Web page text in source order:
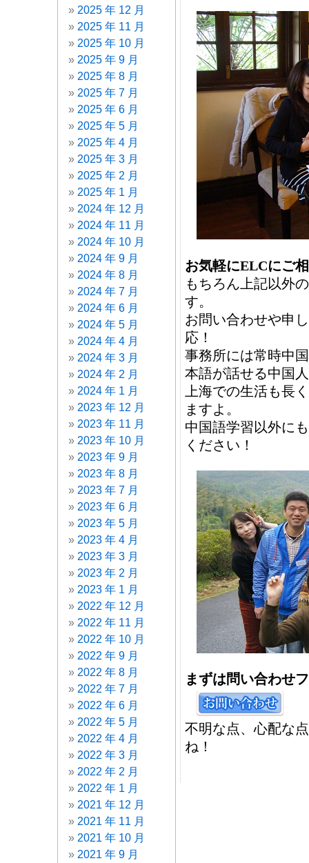
2025 年 12 月
2025 年 11 月
2025 年 10 月
2025 年 9 月
2025 年 8 月
2025 年 7 月
2025 年 6 月
2025 年 5 月
2025 年 4 月
2025 年 3 月
2025 年 2 月
2025 年 1 月
2024 年 12 月
2024 年 11 月
2024 年 10 月
2024 年 9 月
2024 年 8 月
2024 年 7 月
2024 年 6 月
2024 年 5 月
2024 年 4 月
2024 年 3 月
2024 年 2 月
2024 年 1 月
2023 年 12 月
2023 年 11 月
2023 年 10 月
2023 年 9 月
2023 年 8 月
2023 年 7 月
2023 年 6 月
2023 年 5 月
2023 年 4 月
2023 年 3 月
2023 年 2 月
2023 年 1 月
2022 年 12 月
2022 年 11 月
2022 年 10 月
2022 年 9 月
2022 年 8 月
2022 年 7 月
2022 年 6 月
2022 年 5 月
2022 年 4 月
2022 年 3 月
2022 年 2 月
2022 年 1 月
2021 年 12 月
2021 年 11 月
2021 年 10 月
2021 年 9 月
お気軽にELCにご
もちろん上記以外
す。
お問い合わせや申
応！
事務所には常時中
本語が話せる中国
上海での生活も長
ますよ。
中国語学習以外に
ください！
まずは問い合わせ
不明な点、心配な
ね！